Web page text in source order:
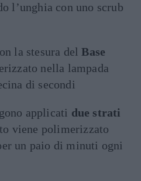
l’unghia con uno scrub
la stesura delBase
nella lampada
di secondi
applicati due strati
viene polimerizzato
un paio di minuti ogni